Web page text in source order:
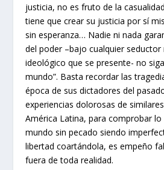
justicia, no es fruto de la
tiene que crear su justicia por sí
sin esperanza… Nadie ni nada
del poder –bajo cualquier
ideológico que se presente- no
mundo”. Basta recordar las
época de sus dictadores del
experiencias dolorosas de
América Latina, para comprobar lo
mundo sin pecado siendo
libertad coartándola, es empeño
fuera de toda realidad.